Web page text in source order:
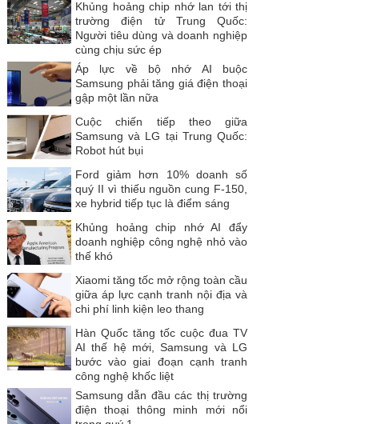
Khủng hoảng chip nhớ lan tới thị
trường điện tử Trung Quốc:
Người tiêu dùng và doanh nghiệp
cùng chịu sức ép
Áp lực về bộ nhớ AI buộc
Samsung phải tăng giá điện thoại
gập một lần nữa
Cuộc chiến tiếp theo giữa
Samsung và LG tại Trung Quốc:
Robot hút bụi
Ford giảm hơn 10% doanh số
quý II vì thiếu nguồn cung F-150,
xe hybrid tiếp tục là điểm sáng
Khủng hoảng chip nhớ AI đẩy
doanh nghiệp công nghệ nhỏ vào
thế khó
Xiaomi tăng tốc mở rộng toàn cầu
giữa áp lực cạnh tranh nội địa và
chi phí linh kiện leo thang
Hàn Quốc tăng tốc cuộc đua TV
AI thế hệ mới, Samsung và LG
bước vào giai đoạn cạnh tranh
công nghệ khốc liệt
Samsung dẫn đầu các thị trường
điện thoại thông minh mới nổi